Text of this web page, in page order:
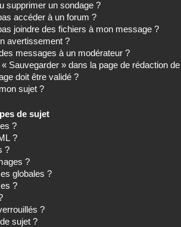
supprimer un sondage ?
accéder à un forum ?
joindre des fichiers à mon message ?
avertissement ?
messages à un modérateur ?
Sauvegarder » dans la page de rédaction
doit être validé ?
sujet ?
de sujet
?
?
?
?
globales ?
?
?
sujet ?